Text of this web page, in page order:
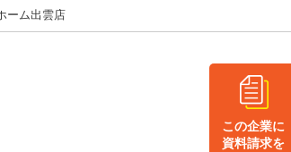
ーム出雲店
この企業に
資料請求を